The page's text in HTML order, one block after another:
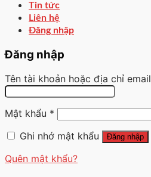
Tin tức
Liên hệ
Đăng nhập
Đăng nhập
Tên tài khoản hoặc địa chỉ email
Mật khẩu *
Ghi nhớ mật khẩu
Đăng nhập
Quên mật khẩu?